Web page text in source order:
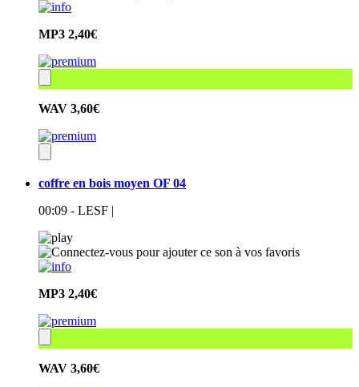
MP3 2,40€
WAV 3,60€
coffre en bois moyen OF 04
00:09 - LESF |
MP3 2,40€
WAV 3,60€